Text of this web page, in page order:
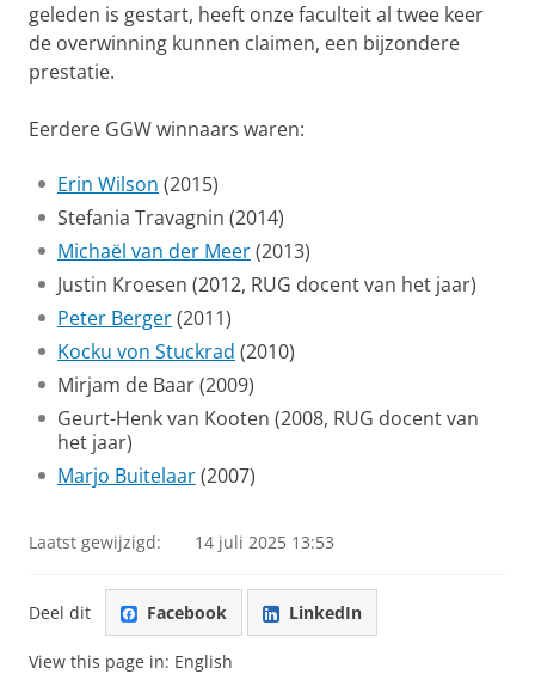
geleden is gestart, heeft onze faculteit al twee keer
de overwinning kunnen claimen, een bijzondere
prestatie.
Eerdere GGW winnaars waren:
Erin Wilson (2015)
Stefania Travagnin (2014)
Michaël van der Meer(2013)
Justin Kroesen (2012, RUG docent van het jaar)
Peter Berger(2011)
Kocku von Stuckrad (2010)
Mirjam de Baar(2009)
Geurt-Henk van Kooten (2008, RUG docent van
het jaar)
Marjo Buitelaar(2007)
Laatst gewijzigd: 14 juli 2025 13:53
Deel dit Facebook LinkedIn
View this page in: English